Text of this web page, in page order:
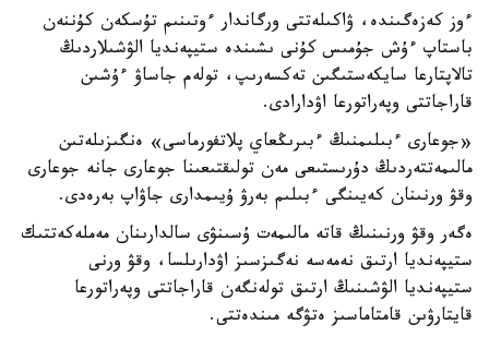
ءوز كەزەگىندە، ۋاكىلەتتى ورگاندار ءوتىنىم تۇسكەن كۇننەن
باستاپ ءۇش جۇمىس كۇنى ىشىندە ستيپەنديا الۋشىلاردىڭ
تالاپتارعا سايكەستىگىن تەكسەرىپ، تولەم جاساۋ ءۇشىن
قاراجاتتى وپەراتورعا اۋدارادى.
«جوعارى ءبىلىمنىڭ ءبىرىڭعاي پلاتفورماسى» ەنگىزىلەتىن
مالىمەتتەردىڭ دۇرىستىعى مەن تولىقتىعىنا جوعارى جانە جوعارى
وقۋ ورنىنان كەيىنگى ءبىلىم بەرۋ ۇيىمدارى جاۋاپ بەرەدى.
ەگەر وقۋ ورنىنىڭ قاتە مالىمەت ۇسىنۋى سالدارىنان مەملەكەتتىك
ستيپەنديا ارتىق نەمەسە نەگىزسىز اۋدارىلسا، وقۋ ورنى
ستيپەنديا الۋشىنىڭ ارتىق تولەنگەن قاراجاتتى وپەراتورعا
قايتارۋىن قامتاماسىز ەتۋگە مىندەتتى.